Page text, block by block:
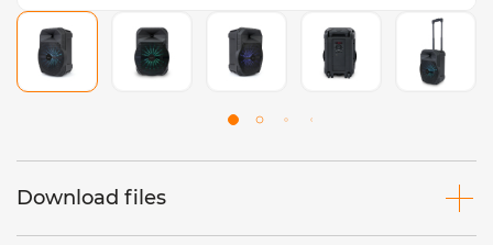
Download files